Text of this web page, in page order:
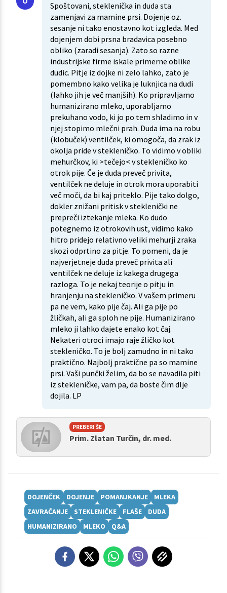
Spoštovani, steklenička in duda sta
zamenjavi za mamine prsi. Dojenje oz.
sesanje ni tako enostavno kot izgleda. Med
dojenjem dobi prsna bradavica posebno
obliko (zaradi sesanja). Zato so razne
industrijske firme iskale primerne oblike
dudic. Pitje iz dojke ni zelo lahko, zato je
pomembno kako velika je luknjica na dudi
(lahko jih je več manjših). Ko pripravljamo
humanizirano mleko, uporabljamo
prekuhano vodo, ki jo po tem shladimo in v
njej stopimo mlečni prah. Duda ima na robu
(klobuček) ventilček, ki omogoča, da zrak iz
okolja pride v stekleničko. To vidimo v obliki
mehurčkov, ki >tečejo< v stekleničko ko
otrok pije. Če je duda preveč privita,
ventilček ne deluje in otrok mora uporabiti
več moči, da bi kaj priteklo. Pije tako dolgo,
dokler znižani pritisk v steklenički ne
prepreči iztekanje mleka. Ko dudo
potegnemo iz otrokovih ust, vidimo kako
hitro pridejo relativno veliki mehurji zraka
skozi odprtino za pitje. To pomeni, da je
najverjetneje duda preveč privita ali
ventilček ne deluje iz kakega drugega
razloga. To je nekaj teorije o pitju in
hranjenju na stekleničko. V vašem primeru
pa ne vem, kako pije čaj. Ali ga pije po
žličkah, ali ga sploh ne pije. Humanizirano
mleko ji lahko dajete enako kot čaj.
Nekateri otroci imajo raje žličko kot
stekleničko. To je bolj zamudno in ni tako
praktično. Najbolj praktične pa so mamine
prsi. Vaši punčki želim, da bo se navadila piti
iz stekleničke, vam pa, da boste čim dlje
dojila. LP
PREBERI ŠE
Prim. Zlatan Turčin, dr. med.
DOJENČEK DOJENJE POMANJKANJE
MLEKA
ZAVRAČANJE
STEKLENIČKE FLAŠE
DUDA
HUMANIZIRANO
MLEKO Q&A